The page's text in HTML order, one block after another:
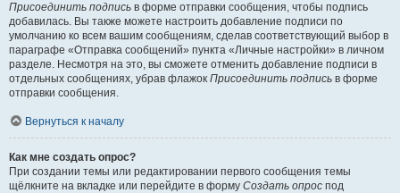
Присоединить подпись в форме отправки сообщения, чтобы подпись
добавилась. Вы также можете настроить добавление подписи по
умолчанию ко всем вашим сообщениям, сделав соответствующий выбор в
параграфе «Отправка сообщений» пункта «Личные настройки» в личном
разделе. Несмотря на это, вы сможете отменить добавление подписи в
отдельных сообщениях, убрав флажок Присоединить подпись в форме
отправки сообщения.
Вернуться к началу
Как мне создать опрос?
При создании темы или редактировании первого сообщения темы
щёлкните на вкладке или перейдите в форму Создать опрос под